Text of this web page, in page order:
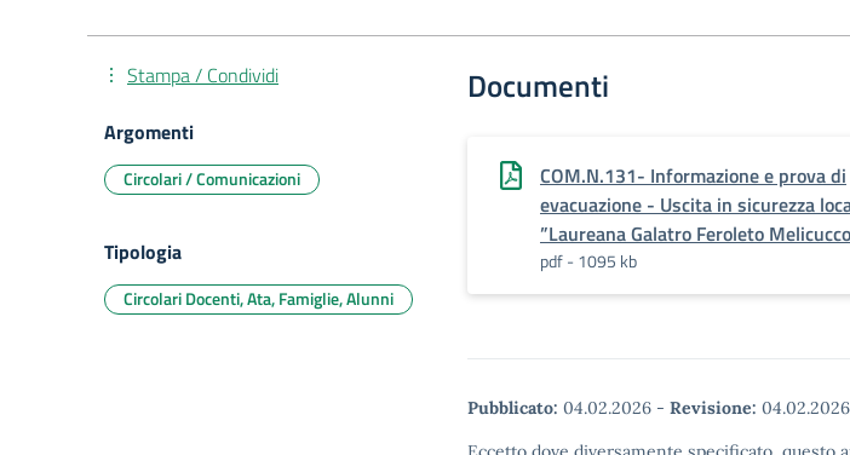
Documenti
COM.N.131- Informazione e prova di
evacuazione - Uscita in sicurezza
”Laureana Galatro Feroleto
pdf - 1095 kb
Pubblicato: 04.02.2026 - Revisione: 04.02.2026
Stampa / Condividi
Argomenti
Circolari / Comunicazioni
Tipologia
Circolari Docenti, Ata, Famiglie, Alunni